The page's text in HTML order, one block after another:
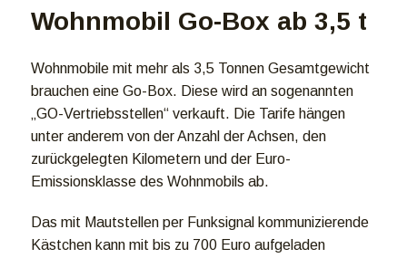
Wohnmobil Go-Box ab 3,5 t
Wohnmobile mit mehr als 3,5 Tonnen Gesamtgewicht
brauchen eine Go-Box. Diese wird an sogenannten
„GO-Vertriebsstellen“ verkauft. Die Tarife hängen
unter anderem von der Anzahl der Achsen, den
zurückgelegten Kilometern und der Euro-
Emissionsklasse des Wohnmobils ab.
Das mit Mautstellen per Funksignal kommunizierende
Kästchen kann mit bis zu 700 Euro aufgeladen